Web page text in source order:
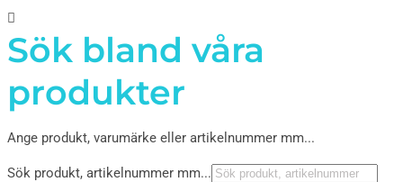
Sök bland våra
produkter
Ange produkt, varumärke eller artikelnummer mm...
Sök produkt, artikelnummer mm...